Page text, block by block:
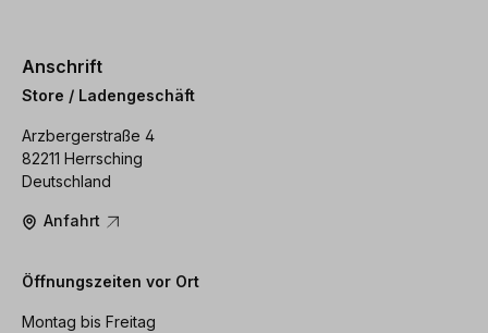
Anschrift
Store / Ladengeschäft
Arzbergerstraße 4
82211 Herrsching
Deutschland
Anfahrt
Öffnungszeiten vor Ort
Montag bis Freitag